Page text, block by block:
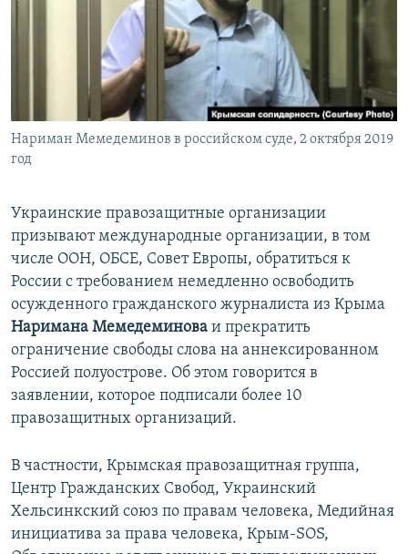
ПОБЕДИТЕЛЕЙ НЕ СУДЯТ?
КРЫМ.НЕПОКОРЕННЫЙ
УКРАИНСКАЯ ПРОБЛЕМА КРЫМА
ПРИСОЕДИНЯЙТЕСЬ!
Все сайты RFE/RL
Нариман Мемедеминов в российском суде, 2 октября 2019
год
Украинские правозащитные организации
призывают международные организации, в том
числе ООН, ОБСЕ, Совет Европы, обратиться к
России с требованием немедленно освободить
осужденного гражданского журналиста из Крыма
Наримана Мемедеминова и прекратить
ограничение свободы слова на аннексированном
Россией полуострове. Об этом говорится в
заявлении, которое подписали более 10
правозащитных организаций.
В частности, Крымская правозащитная группа,
Центр Гражданских Свобод, Украинский
Хельсинкский союз по правам человека, Медийная
инициатива за права человека, Крым-SOS,